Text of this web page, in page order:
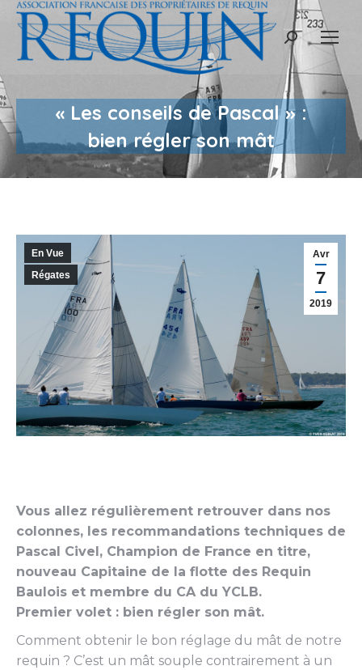
Recherche
« Les conseils de Pascal » :
bien régler son mât
Avr
7
2019
En Vue
Régates
Vous allez régulièrement retrouver dans nos
colonnes, les recommandations techniques de
Pascal Civel, Champion de France en titre,
nouveau Capitaine de la flotte des Requin
Baulois et membre du CA du YCLB.
Premier volet : bien régler son mât.
Comment obtenir le bon réglage du mât de notre
requin ? C’est un mât souple contrairement à un